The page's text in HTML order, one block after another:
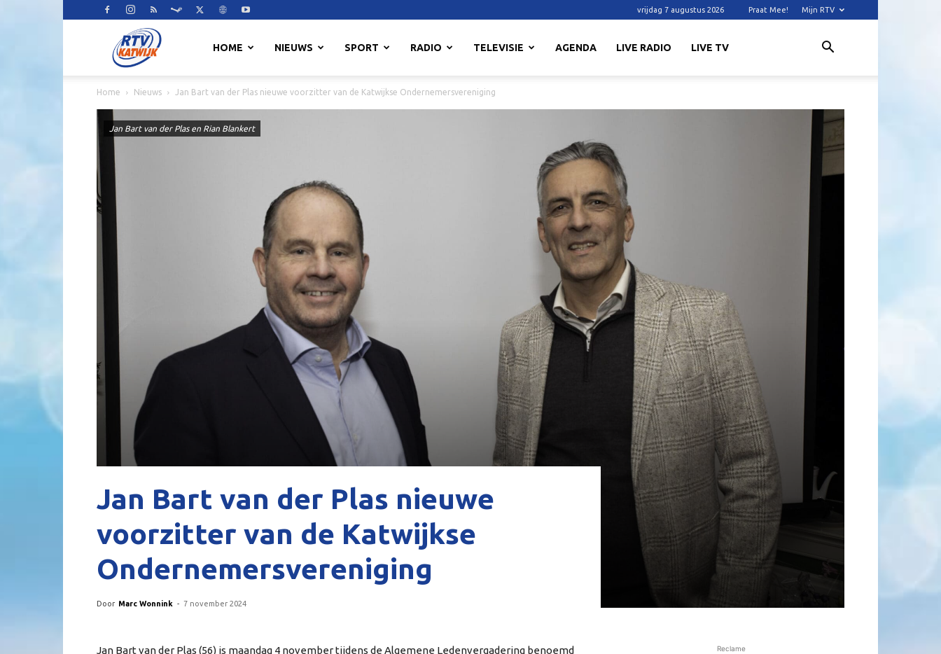
vrijdag 7 augustus 2026 Praat Mee! Mijn RTV
HOME NIEUWS SPORT RADIO TELEVISIE AGENDA LIVE RADIO LIVE TV
Home Nieuws Jan Bart van der Plas nieuwe voorzitter van de Katwijkse Ondernemersvereniging
Jan Bart van der Plas en Rian Blankert
Jan Bart van der Plas nieuwe
voorzitter van de Katwijkse
Ondernemersvereniging
Door Marc Wonnink - 7 november 2024
Jan Bart van der Plas (56) is maandag 4 november tijdens de Algemene Ledenvergadering benoemd
Reclame